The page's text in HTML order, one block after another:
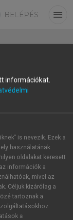
BELÉPÉS menu
Principles
of
Laryngeal
In:
információkat.
is nevezik. Ezek a
használatának
oldalakat keresett
információk a
mivel az
Céljuk kizárólag a
tartoznak a
a